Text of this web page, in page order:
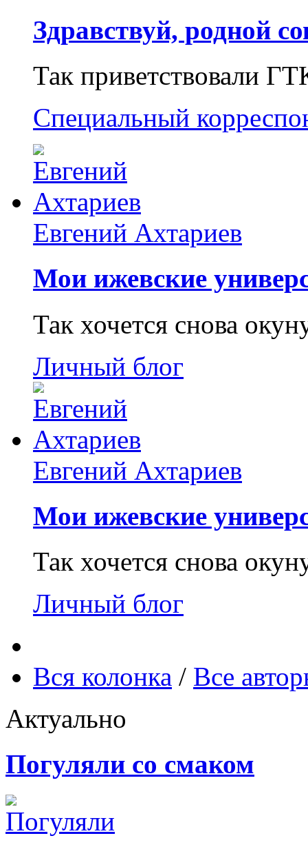
Здравствуй, родной
Так приветствовали
Специальный
Евгений Ахтариев
Мои ижевские
Так хочется снова
Личный блог
Евгений Ахтариев
Мои ижевские
Так хочется снова
Личный блог
Вся колонка / Все
Актуально
Погуляли со смаком